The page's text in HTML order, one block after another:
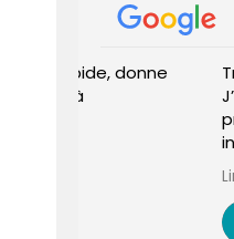
Très satisfait
J’ai appelé le
prendre
intervention a
dès le lundi
Le
l’heure, a été
Pierre
il y a 1